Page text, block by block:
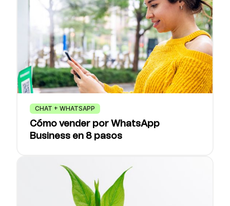
CHAT + WHATSAPP
Cómo vender por WhatsApp
Business en 8 pasos